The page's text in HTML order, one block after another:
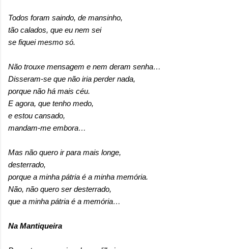
Todos foram saindo, de mansinho,
tão calados, que eu nem sei
se fiquei mesmo só.
Não trouxe mensagem e nem deram senha…
Disseram-se que não iria perder nada,
porque não há mais céu.
E agora, que tenho medo,
e estou cansado,
mandam-me embora…
Mas não quero ir para mais longe,
desterrado,
porque a minha pátria é a minha memória.
Não, não quero ser desterrado,
que a minha pátria é a memória…
Na Mantiqueira